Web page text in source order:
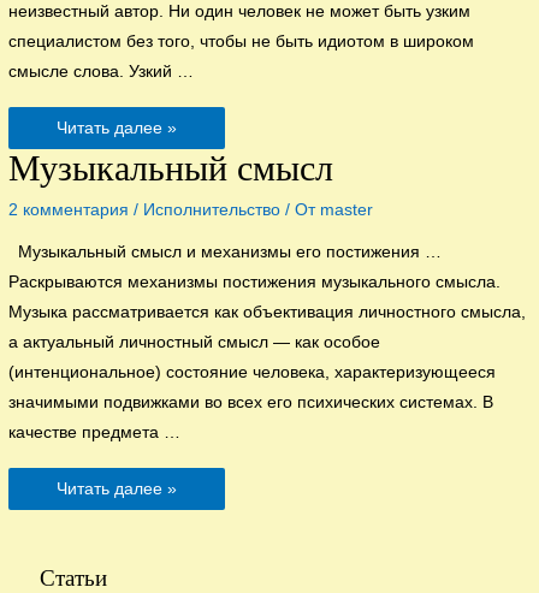
неизвестный автор. Ни один человек не может быть узким
специалистом без того, чтобы не быть идиотом в широком
смысле слова. Узкий …
Резонанс
Читать далее »
Музыкальный смысл
2 комментария / Исполнительство / От master
Музыкальный смысл и механизмы его постижения …
Раскрываются механизмы постижения музыкального смысла.
Музыка рассматривается как объективация личностного смысла,
а актуальный личностный смысл — как особое
(интенциональное) состояние человека, характеризующееся
значимыми подвижками во всех его психических системах. В
качестве предмета …
Музыкальный
смысл
Читать далее »
Статьи